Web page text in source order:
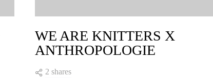
WE ARE KNITTERS X
ANTHROPOLOGIE
2 shares